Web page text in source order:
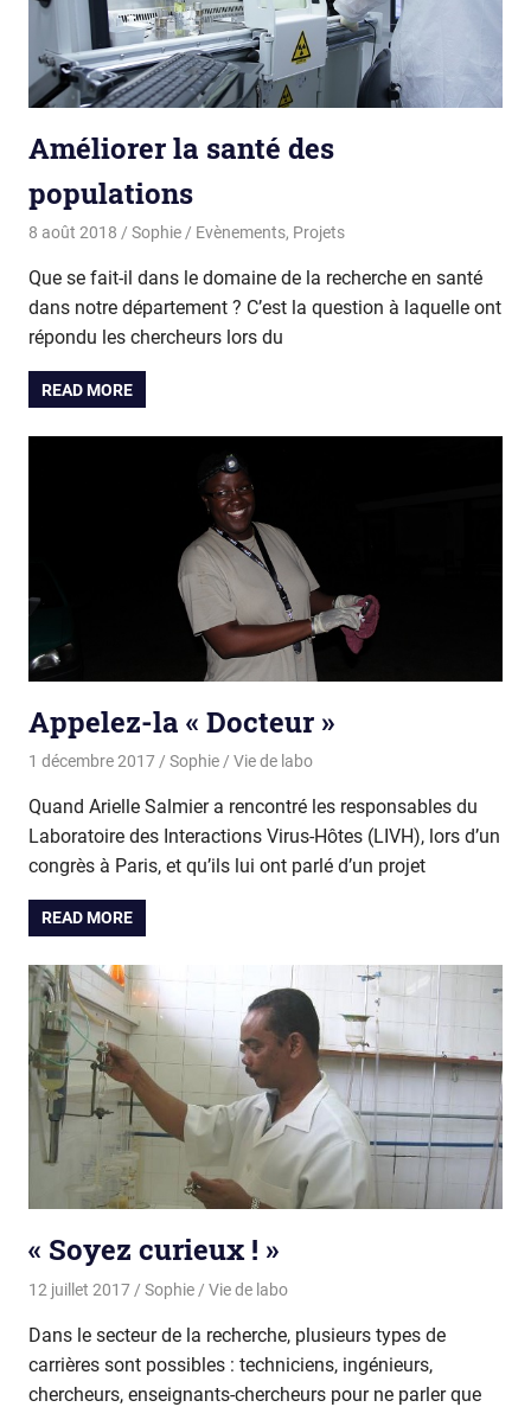
Améliorer la santé des
populations
8 août 2018 Sophie Evènements, Projets
Que se fait-il dans le domaine de la recherche en santé
dans notre département ? C’est la question à laquelle ont
répondu les chercheurs lors du
READ MORE
Appelez-la « Docteur »
1 décembre 2017 Sophie Vie de labo
Quand Arielle Salmier a rencontré les responsables du
Laboratoire des Interactions Virus-Hôtes (LIVH), lors d’un
congrès à Paris, et qu’ils lui ont parlé d’un projet
READ MORE
« Soyez curieux ! »
12 juillet 2017 Sophie Vie de labo
Dans le secteur de la recherche, plusieurs types de
carrières sont possibles : techniciens, ingénieurs,
chercheurs, enseignants-chercheurs pour ne parler que